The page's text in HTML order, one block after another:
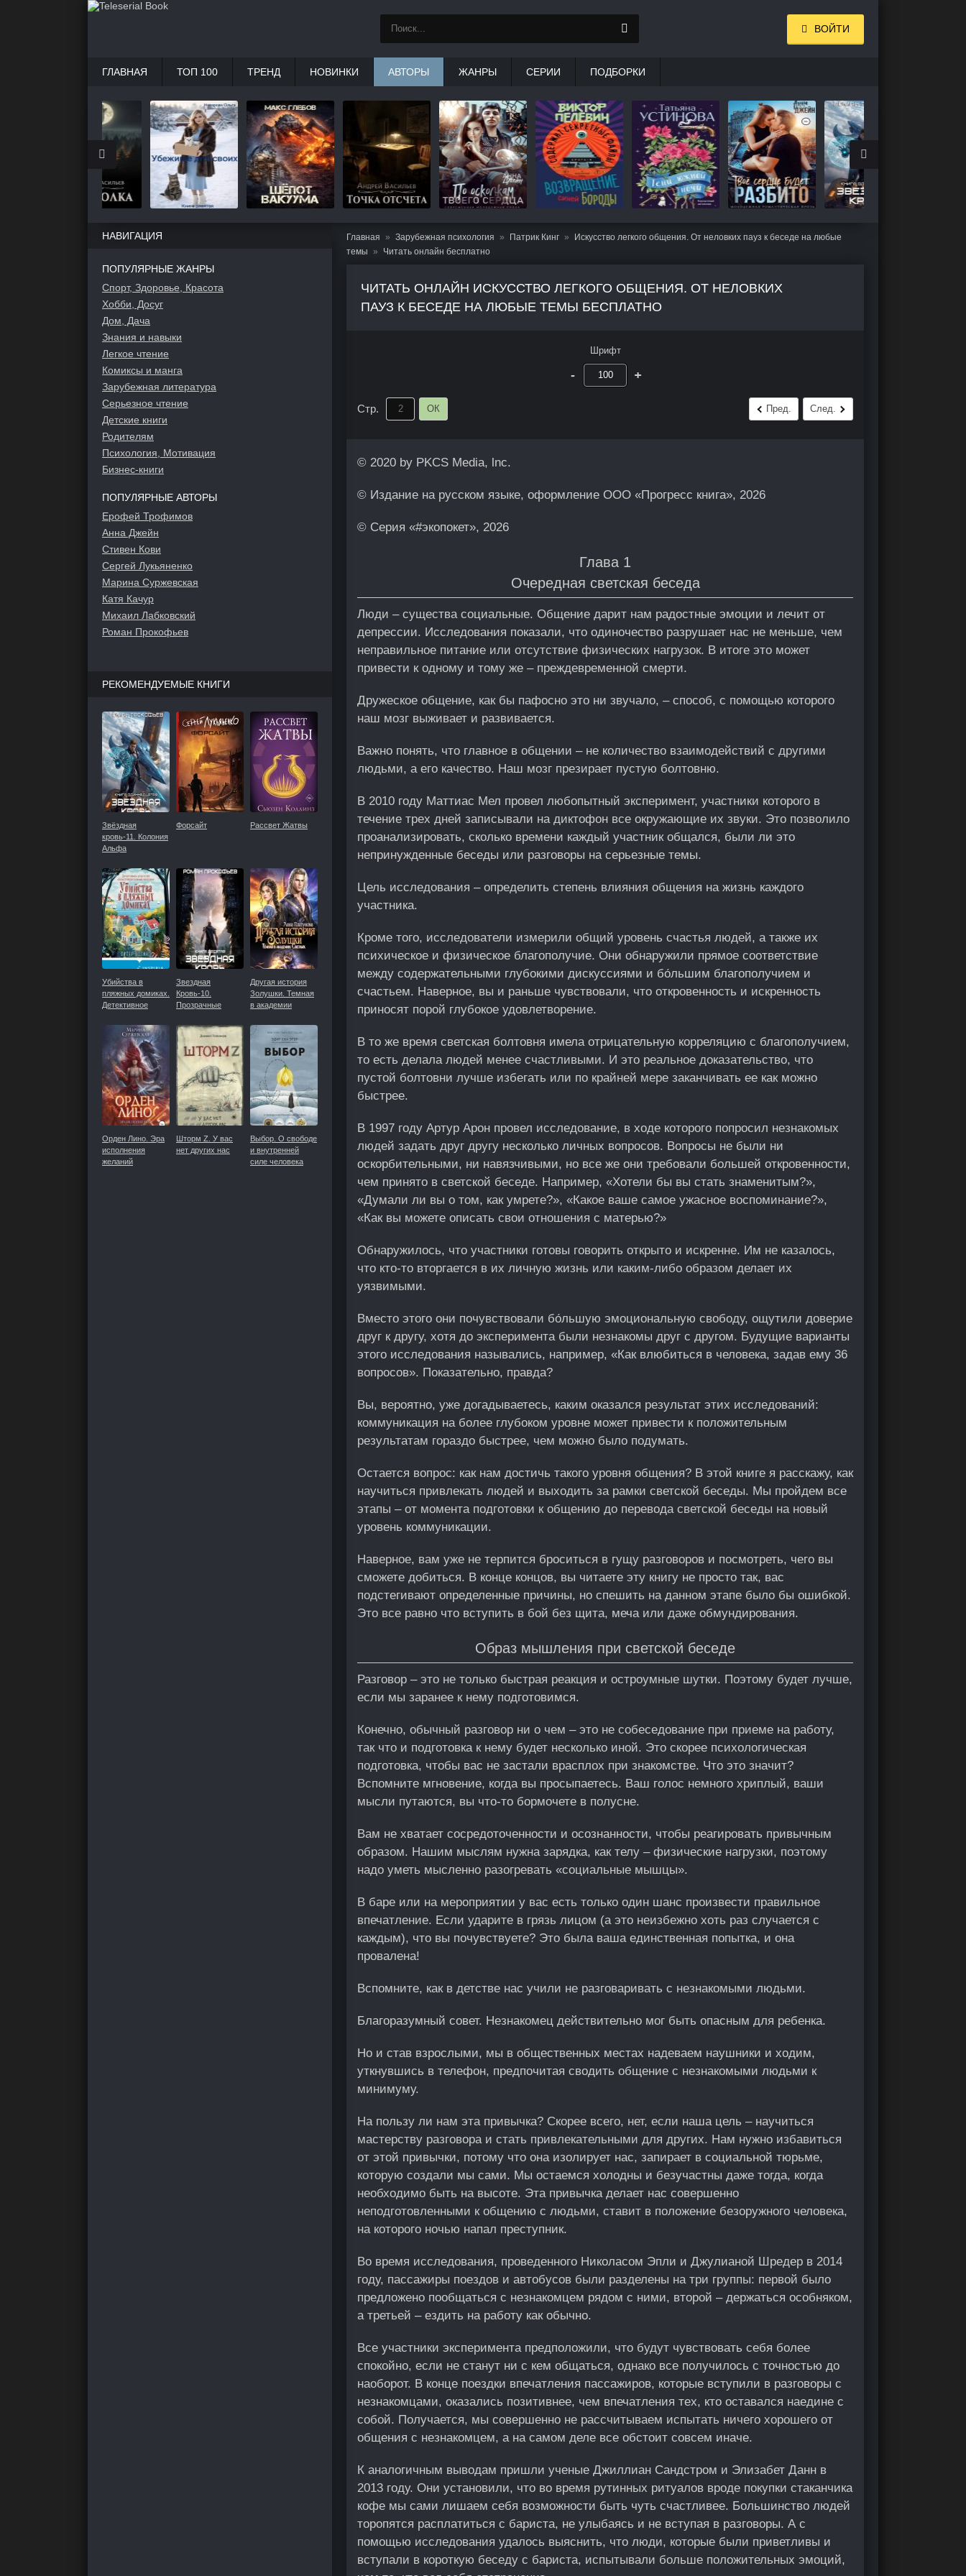
Главная Зарубежная психология Патрик Кинг
Искусство легкого общения. От неловких пауз к беседе на любые
темы
Читать онлайн бесплатно
ЧИТАТЬ ОНЛАЙН ИСКУССТВО ЛЕГКОГО ОБЩЕНИЯ. ОТ НЕЛОВКИХ
ПАУЗ К БЕСЕДЕ НА ЛЮБЫЕ ТЕМЫ БЕСПЛАТНО
Шрифт
- +
Стр. ОК Пред. След.
© 2020 by PKCS Media, lnc.
© Издание на русском языке, оформление ООО «Прогресс книга», 2026
© Серия «#экопокет», 2026
Глава 1
Очередная светская беседа
Люди – существа социальные. Общение дарит нам радостные эмоции и лечит от
депрессии. Исследования показали, что одиночество разрушает нас не меньше, чем
неправильное питание или отсутствие физических нагрузок. В итоге это может
привести к одному и тому же – преждевременной смерти.
Дружеское общение, как бы пафосно это ни звучало, – способ, с помощью которого
наш мозг выживает и развивается.
Важно понять, что главное в общении – не количество взаимодействий с другими
людьми, а его качество. Наш мозг презирает пустую болтовню.
В 2010 году Маттиас Мел провел любопытный эксперимент, участники которого в
течение трех дней записывали на диктофон все окружающие их звуки. Это позволило
проанализировать, сколько времени каждый участник общался, были ли это
непринужденные беседы или разговоры на серьезные темы.
Цель исследования – определить степень влияния общения на жизнь каждого
участника.
Кроме того, исследователи измерили общий уровень счастья людей, а также их
психическое и физическое благополучие. Они обнаружили прямое соответствие
между содержательными глубокими дискуссиями и бо́льшим благополучием и
счастьем. Наверное, вы и раньше чувствовали, что откровенность и искренность
приносят порой глубокое удовлетворение.
В то же время светская болтовня имела отрицательную корреляцию с благополучием,
то есть делала людей менее счастливыми. И это реальное доказательство, что
пустой болтовни лучше избегать или по крайней мере заканчивать ее как можно
быстрее.
В 1997 году Артур Арон провел исследование, в ходе которого попросил незнакомых
людей задать друг другу несколько личных вопросов. Вопросы не были ни
оскорбительными, ни навязчивыми, но все же они требовали большей откровенности,
чем принято в светской беседе. Например, «Хотели бы вы стать знаменитым?»,
«Думали ли вы о том, как умрете?», «Какое ваше самое ужасное воспоминание?»,
«Как вы можете описать свои отношения с матерью?»
Обнаружилось, что участники готовы говорить открыто и искренне. Им не казалось,
что кто-то вторгается в их личную жизнь или каким-либо образом делает их
уязвимыми.
Вместо этого они почувствовали бо́льшую эмоциональную свободу, ощутили доверие
друг к другу, хотя до эксперимента были незнакомы друг с другом. Будущие варианты
этого исследования назывались, например, «Как влюбиться в человека, задав ему 36
вопросов». Показательно, правда?
Вы, вероятно, уже догадываетесь, каким оказался результат этих исследований:
коммуникация на более глубоком уровне может привести к положительным
результатам гораздо быстрее, чем можно было подумать.
Остается вопрос: как нам достичь такого уровня общения? В этой книге я расскажу, как
научиться привлекать людей и выходить за рамки светской беседы. Мы пройдем все
этапы – от момента подготовки к общению до перевода светской беседы на новый
уровень коммуникации.
Наверное, вам уже не терпится броситься в гущу разговоров и посмотреть, чего вы
сможете добиться. В конце концов, вы читаете эту книгу не просто так, вас
подстегивают определенные причины, но спешить на данном этапе было бы ошибкой.
Это все равно что вступить в бой без щита, меча или даже обмундирования.
Образ мышления при светской беседе
Разговор – это не только быстрая реакция и остроумные шутки. Поэтому будет лучше,
если мы заранее к нему подготовимся.
Конечно, обычный разговор ни о чем – это не собеседование при приеме на работу,
так что и подготовка к нему будет несколько иной. Это скорее психологическая
подготовка, чтобы вас не застали врасплох при знакомстве. Что это значит?
Вспомните мгновение, когда вы просыпаетесь. Ваш голос немного хриплый, ваши
мысли путаются, вы что-то бормочете в полусне.
Вам не хватает сосредоточенности и осознанности, чтобы реагировать привычным
образом. Нашим мыслям нужна зарядка, как телу – физические нагрузки, поэтому
надо уметь мысленно разогревать «социальные мышцы».
В баре или на мероприятии у вас есть только один шанс произвести правильное
впечатление. Если ударите в грязь лицом (а это неизбежно хоть раз случается с
каждым), что вы почувствуете? Это была ваша единственная попытка, и она
провалена!
Вспомните, как в детстве нас учили не разговаривать с незнакомыми людьми.
Благоразумный совет. Незнакомец действительно мог быть опасным для ребенка.
Но и став взрослыми, мы в общественных местах надеваем наушники и ходим,
уткнувшись в телефон, предпочитая сводить общение с незнакомыми людьми к
минимуму.
На пользу ли нам эта привычка? Скорее всего, нет, если наша цель – научиться
мастерству разговора и стать привлекательными для других. Нам нужно избавиться
от этой привычки, потому что она изолирует нас, запирает в социальной тюрьме,
которую создали мы сами. Мы остаемся холодны и безучастны даже тогда, когда
необходимо быть на высоте. Эта привычка делает нас совершенно
неподготовленными к общению с людьми, ставит в положение безоружного человека,
на которого ночью напал преступник.
Во время исследования, проведенного Николасом Эпли и Джулианой Шредер в 2014
году, пассажиры поездов и автобусов были разделены на три группы: первой было
предложено пообщаться с незнакомцем рядом с ними, второй – держаться особняком,
а третьей – ездить на работу как обычно.
Все участники эксперимента предположили, что будут чувствовать себя более
спокойно, если не станут ни с кем общаться, однако все получилось с точностью до
наоборот. В конце поездки впечатления пассажиров, которые вступили в разговоры с
незнакомцами, оказались позитивнее, чем впечатления тех, кто оставался наедине с
собой. Получается, мы совершенно не рассчитываем испытать ничего хорошего от
общения с незнакомцем, а на самом деле все обстоит совсем иначе.
К аналогичным выводам пришли ученые Джиллиан Сандстром и Элизабет Данн в
2013 году. Они установили, что во время рутинных ритуалов вроде покупки стаканчика
кофе мы сами лишаем себя возможности быть чуть счастливее. Большинство людей
торопятся расплатиться с бариста, не улыбаясь и не вступая в разговоры. А с
помощью исследования удалось выяснить, что люди, которые были приветливы и
вступали в короткую беседу с бариста, испытывали больше положительных эмоций,
НАВИГАЦИЯ
ПОПУЛЯРНЫЕ ЖАНРЫ
Спорт, Здоровье, Красота
Хобби, Досуг
Дом, Дача
Знания и навыки
Легкое чтение
Комиксы и манга
Зарубежная литература
Серьезное чтение
Детские книги
Родителям
Психология, Мотивация
Бизнес-книги
ПОПУЛЯРНЫЕ АВТОРЫ
Ерофей Трофимов
Анна Джейн
Стивен Кови
Сергей Лукьяненко
Марина Суржевская
Катя Качур
Михаил Лабковский
Роман Прокофьев
РЕКОМЕНДУЕМЫЕ КНИГИ
Звёздная
кровь-11. Колония
Альфа
Форсайт Рассвет Жатвы
Убийства в
пляжных домиках.
Детективное
«Благотворительный
магазин»
Звездная
Кровь-10.
Прозрачные
Другая история
Золушки. Темная
в академии
Орден Лино. Эра
исполнения
желаний
Шторм Z. У вас
нет других нас
Выбор. О свободе
и внутренней
силе человека
ВОЙТИ
ГЛАВНАЯ ТОП 100 ТРЕНД НОВИНКИ АВТОРЫ ЖАНРЫ СЕРИИ ПОДБОРКИ